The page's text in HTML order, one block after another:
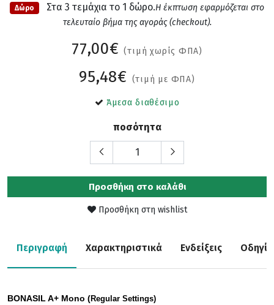
Δώρο Στα 3 τεμάχια το 1 δώρο.H έκπτωση εφαρμόζεται στο
τελευταίο βήμα της αγοράς (checkout).
77,00€(τιμή χωρίς ΦΠΑ)
95,48€ (τιμή με ΦΠΑ)
Άμεσα διαθέσιμο
ποσότητα
Προσθήκη στο καλάθι
Προσθήκη στη wishlist
Περιγραφή Χαρακτηριστικά Ενδείξεις
BONASIL A+ Mono (Regular Settings)